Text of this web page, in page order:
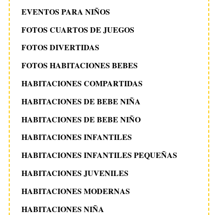
EVENTOS PARA NIÑOS
FOTOS CUARTOS DE JUEGOS
FOTOS DIVERTIDAS
FOTOS HABITACIONES BEBES
HABITACIONES COMPARTIDAS
HABITACIONES DE BEBE NIÑA
HABITACIONES DE BEBE NIÑO
HABITACIONES INFANTILES
HABITACIONES INFANTILES PEQUEÑAS
HABITACIONES JUVENILES
HABITACIONES MODERNAS
HABITACIONES NIÑA